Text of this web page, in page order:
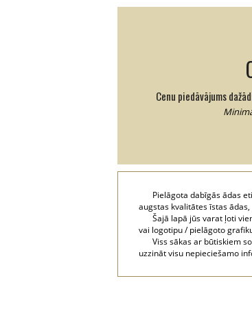
Cenu piedāvājums
Pielāgota dabīgās ādas
augstas kvalitātes īstas
Šajā lapā jūs varat ļoti
vai logotipu / pielāgoto
Viss sākas ar būtiskiem
uzzināt visu nepieciešamo